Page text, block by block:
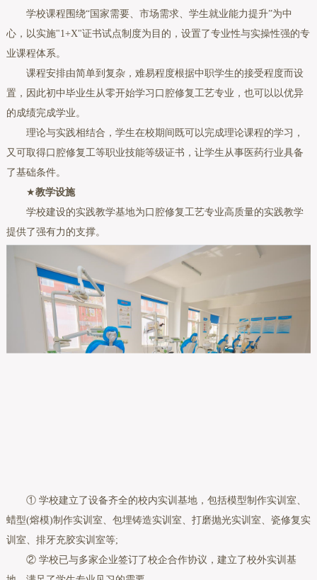
学校课程围绕“国家需要、市场需求、学生就业能力提升”为中
心，以实施"1+X"证书试点制度为目的，设置了专业性与实操性强的专
业课程体系。
课程安排由简单到复杂，难易程度根据中职学生的接受程度而设
置，因此初中毕业生从零开始学习口腔修复工艺专业，也可以以优异
的成绩完成学业。
理论与实践相结合，学生在校期间既可以完成理论课程的学习，
又可取得口腔修复工等职业技能等级证书，让学生从事医药行业具备
了基础条件。
★教学设施
学校建设的实践教学基地为口腔修复工艺专业高质量的实践教学
提供了强有力的支撑。
① 学校建立了设备齐全的校内实训基地，包括模型制作实训室、
蜡型(熔模)制作实训室、包埋铸造实训室、打磨抛光实训室、瓷修复实
训室、排牙充胶实训室等;
② 学校已与多家企业签订了校企合作协议，建立了校外实训基